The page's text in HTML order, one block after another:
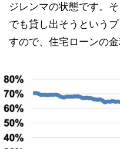
ジレンマの状態です。
でも貸し出そうという
すので、住宅ローンの